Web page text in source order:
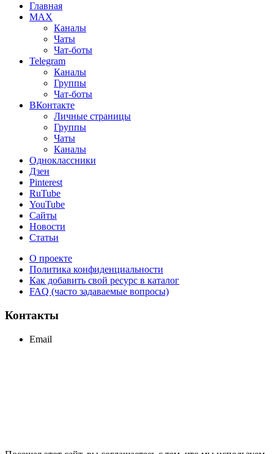
Главная
MAX
Каналы
Чаты
Чат-боты
Telegram
Каналы
Группы
Чат-боты
ВКонтакте
Личные страницы
Группы
Чаты
Каналы
Одноклассники
Дзен
Pinterest
RuTube
YouTube
Сайты
Новости
Статьи
О проекте
Политика конфиденциальности
Как добавить свой ресурс в каталог
FAQ (часто задаваемые вопросы)
Контакты
Email